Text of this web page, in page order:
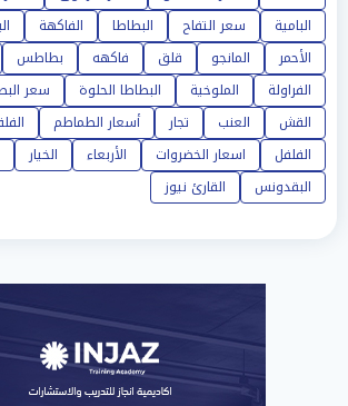
البامية
سعر التفاح البطاطا الفاكهة
الأحمر
المانجو قلق فاكهه بطاطس
الفراولة
الملوخية البطاطا الحلوة سعر
القش
العنب تجار أسعار الطماطم
الفلفل
اسعار الخضروات الأربعاء الخيار
البقدونس
القارئ نيوز